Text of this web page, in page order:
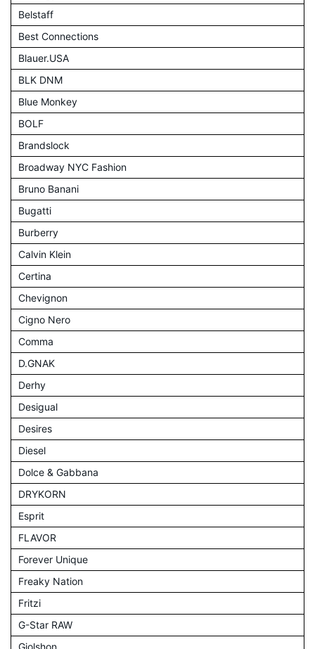
Belstaff
Best Connections
Blauer.USA
BLK DNM
Blue Monkey
BOLF
Brandslock
Broadway NYC Fashion
Bruno Banani
Bugatti
Burberry
Calvin Klein
Certina
Chevignon
Cigno Nero
Comma
D.GNAK
Derhy
Desigual
Desires
Diesel
Dolce & Gabbana
DRYKORN
Esprit
FLAVOR
Forever Unique
Freaky Nation
Fritzi
G-Star RAW